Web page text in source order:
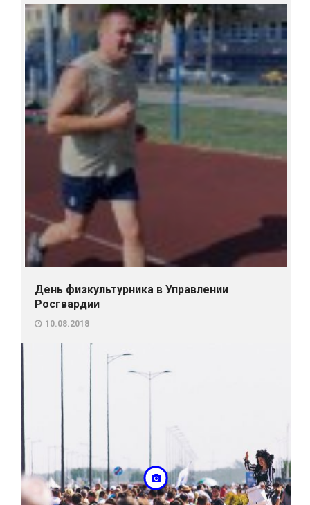
День физкультурника в Управлении
Росгвардии
10.08.2018